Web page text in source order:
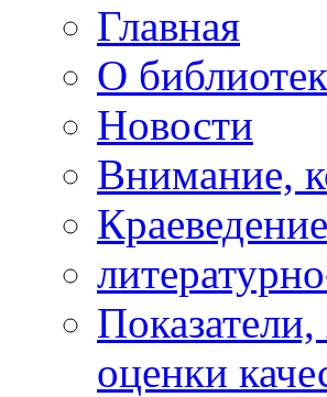
Главная
О
Новости
Внимание,
Краеведение
оценки